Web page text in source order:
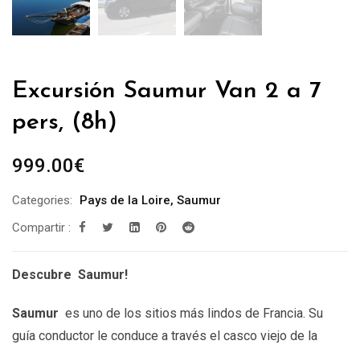
Excursión Saumur Van 2 a 7
pers, (8h)
999.00€
Categories: Pays de la Loire, Saumur
Compartir :
Descubre Saumur!
Saumur es uno de los sitios más lindos de Francia. Su
guía conductor le conduce a través el casco viejo de la